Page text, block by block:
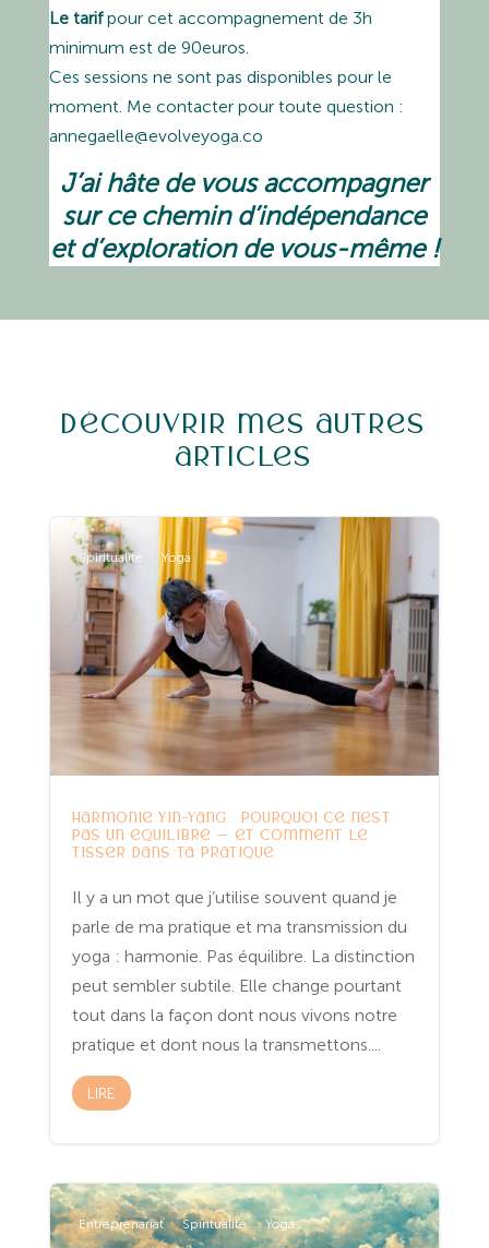
Le tarifpour cet accompagnement de 3h
minimum est de 90euros.
Ces sessions ne sont pas disponibles pour le
moment. Me contacter pour toute question :
annegaelle@evolveyoga.co
J’ai hâte de vous accompagner
sur ce chemin d’indépendance
et d’exploration de vous-même !
Découvrir mes autres
articles
Spiritualité Yoga
Harmonie Yin-Yang : pourquoi ce n’est
pas un équilibre — et comment le
tisser dans ta pratique
Il y a un mot que j’utilise souvent quand je
parle de ma pratique et ma transmission du
yoga : harmonie. Pas équilibre. La distinction
peut sembler subtile. Elle change pourtant
tout dans la façon dont nous vivons notre
pratique et dont nous la transmettons....
LIRE
Entreprenariat Spiritualité Yoga